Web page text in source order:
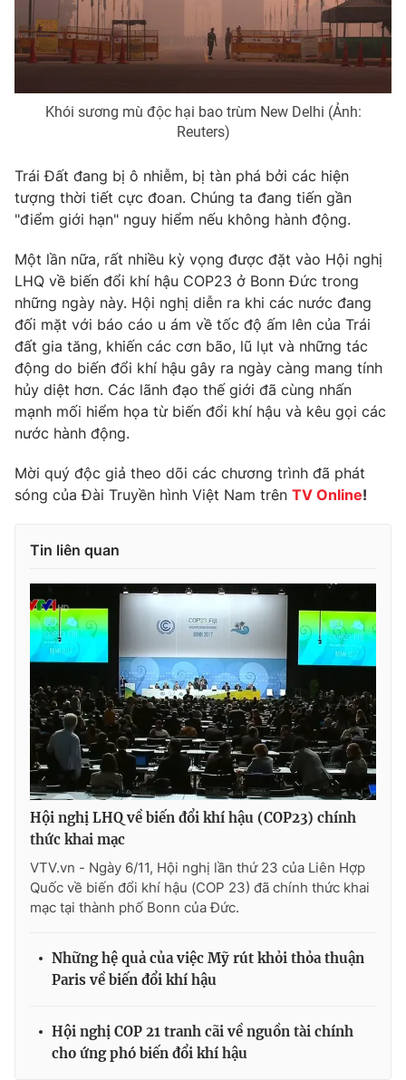
Khói sương mù độc hại bao trùm New Delhi (Ảnh:
Reuters)
Trái Đất đang bị ô nhiễm, bị tàn phá bởi các hiện
tượng thời tiết cực đoan. Chúng ta đang tiến gần
"điểm giới hạn" nguy hiểm nếu không hành động.
Một lần nữa, rất nhiều kỳ vọng được đặt vào Hội nghị
LHQ về biến đổi khí hậu COP23 ở Bonn Đức trong
những ngày này. Hội nghị diễn ra khi các nước đang
đối mặt với báo cáo u ám về tốc độ ấm lên của Trái
đất gia tăng, khiến các cơn bão, lũ lụt và những tác
động do biến đổi khí hậu gây ra ngày càng mang tính
hủy diệt hơn. Các lãnh đạo thế giới đã cùng nhấn
mạnh mối hiểm họa từ biến đổi khí hậu và kêu gọi các
nước hành động.
Mời quý độc giả theo dõi các chương trình đã phát
sóng của Đài Truyền hình Việt Nam trên TV Online!
Tin liên quan
Hội nghị LHQ về biến đổi khí hậu (COP23) chính
thức khai mạc
VTV.vn - Ngày 6/11, Hội nghị lần thứ 23 của Liên Hợp
Quốc về biến đổi khí hậu (COP 23) đã chính thức khai
mạc tại thành phố Bonn của Đức.
Những hệ quả của việc Mỹ rút khỏi thỏa thuận
Paris về biến đổi khí hậu
Hội nghị COP 21 tranh cãi về nguồn tài chính
cho ứng phó biến đổi khí hậu